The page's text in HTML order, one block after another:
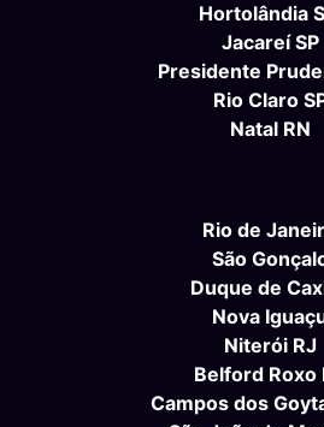
Hortolândia
Jacareí SP
Presidente
Rio Claro
Natal RN
Rio de
São
Duque de
Nova
Niterói RJ
Belford Roxo
Campos dos